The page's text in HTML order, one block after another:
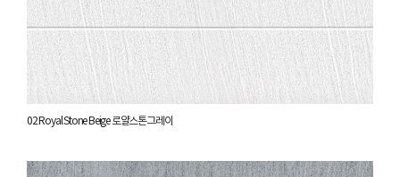
02 Royal Stone Beige 로얄스톤그레이